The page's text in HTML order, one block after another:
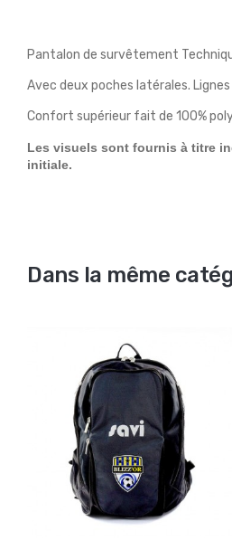
Pantalon de survêtement
Avec deux poches latérales.
Confort supérieur fait de 100%
Les visuels sont fournis à titre
initiale.
Dans la même